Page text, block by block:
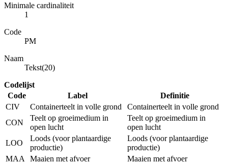
Minimale cardinaliteit
1
Code
PM
Naam
Tekst(20)
Codelijst
Code
Label
Definitie
CIV
Containerteelt in volle grond
Containerteelt in volle grond
CON
Teelt op groeimedium in
open lucht
Teelt op groeimedium in
open lucht
LOO
Loods (voor plantaardige
productie)
Loods (voor plantaardige
productie)
MAA
Maaien met afvoer
Maaien met afvoer